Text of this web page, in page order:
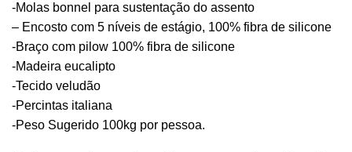
-Molas bonnel para sustentação do assento
– Encosto com 5 níveis de estágio, 100% fibra de silicone
-Braço com pilow 100% fibra de silicone
-Madeira eucalipto
-Tecido veludão
-Percintas italiana
-Peso Sugerido 100kg por pessoa.